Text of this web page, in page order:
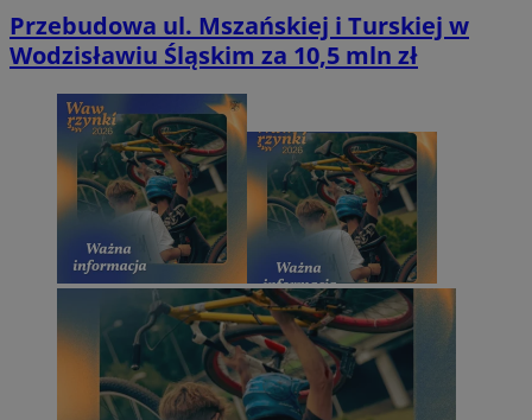
Przebudowa ul. Mszańskiej i Turskiej w
Wodzisławiu Śląskim za 10,5 mln zł